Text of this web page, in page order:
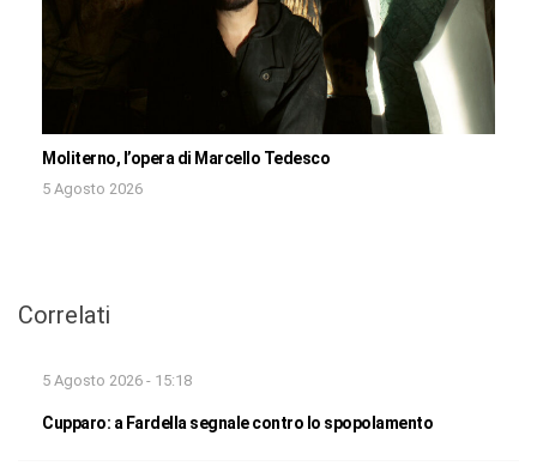
Moliterno, l’opera di Marcello Tedesco
5 Agosto 2026
Correlati
5 Agosto 2026 - 15:18
Cupparo: a Fardella segnale contro lo spopolamento